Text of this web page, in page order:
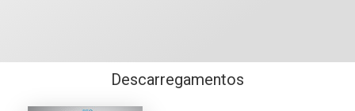
Descarregamentos